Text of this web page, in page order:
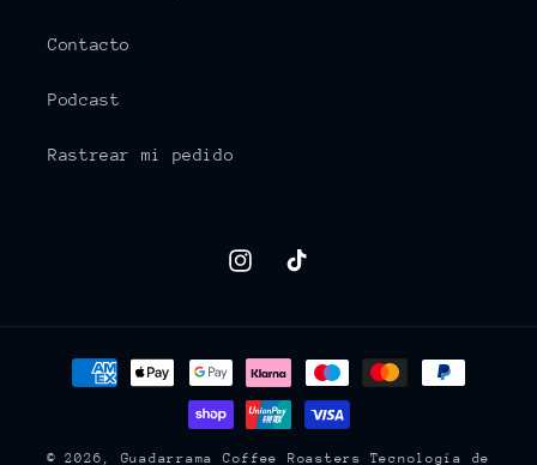
Contacto
Podcast
Rastrear mi pedido
InstagramTikTok
Formas
© 2026, Guadarrama Coffee Roasters Tecnología de